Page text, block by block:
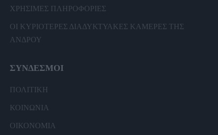
ΧΡΗΣΙΜΕΣ ΠΛΗΡΟΦΟΡΙΕΣ
ΟΙ ΚΥΡΙΟΤΕΡΕΣ ΔΙΑΔΥΚΤΥΑΚΕΣ ΚΑΜΕΡΕΣ ΤΗΣ
ΑΝΔΡΟΥ
ΣΥΝΔΕΣΜΟΙ
ΠΟΛΙΤΙΚΗ
ΚΟΙΝΩΝΙΑ
ΟΙΚΟΝΟΜΙΑ